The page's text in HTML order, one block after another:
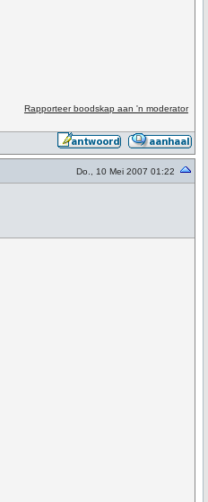
Rapporteer boodskap aan 'n moderator
Do., 10 Mei 2007 01:22